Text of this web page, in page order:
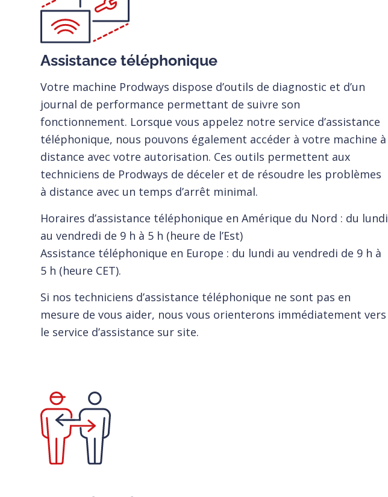
Assistance téléphonique
Votre machine Prodways dispose d’outils de diagnostic et d’un
journal de performance permettant de suivre son
fonctionnement. Lorsque vous appelez notre service d’assistance
téléphonique, nous pouvons également accéder à votre machine à
distance avec votre autorisation. Ces outils permettent aux
techniciens de Prodways de déceler et de résoudre les problèmes
à distance avec un temps d’arrêt minimal.
Horaires d’assistance téléphonique en Amérique du Nord : du lundi
au vendredi de 9 h à 5 h (heure de l’Est)
Assistance téléphonique en Europe : du lundi au vendredi de 9 h à
5 h (heure CET).
Si nos techniciens d’assistance téléphonique ne sont pas en
mesure de vous aider, nous vous orienterons immédiatement vers
le service d’assistance sur site.